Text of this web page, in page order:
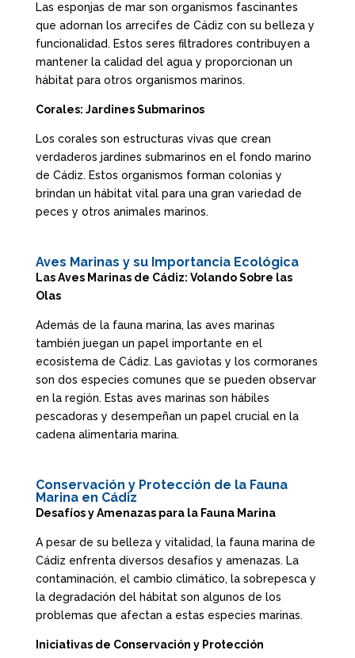
Las esponjas de mar son organismos fascinantes
que adornan los arrecifes de Cádiz con su belleza y
funcionalidad. Estos seres filtradores contribuyen a
mantener la calidad del agua y proporcionan un
hábitat para otros organismos marinos.
Corales: Jardines Submarinos
Los corales son estructuras vivas que crean
verdaderos jardines submarinos en el fondo marino
de Cádiz. Estos organismos forman colonias y
brindan un hábitat vital para una gran variedad de
peces y otros animales marinos.
Aves Marinas y su Importancia Ecológica
Las Aves Marinas de Cádiz: Volando Sobre las
Olas
Además de la fauna marina, las aves marinas
también juegan un papel importante en el
ecosistema de Cádiz. Las gaviotas y los cormoranes
son dos especies comunes que se pueden observar
en la región. Estas aves marinas son hábiles
pescadoras y desempeñan un papel crucial en la
cadena alimentaria marina.
Conservación y Protección de la Fauna
Marina en Cádiz
Desafíos y Amenazas para la Fauna Marina
A pesar de su belleza y vitalidad, la fauna marina de
Cádiz enfrenta diversos desafíos y amenazas. La
contaminación, el cambio climático, la sobrepesca y
la degradación del hábitat son algunos de los
problemas que afectan a estas especies marinas.
Iniciativas de Conservación y Protección